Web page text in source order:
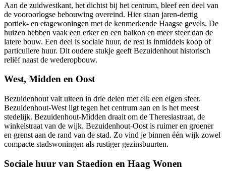
Aan de zuidwestkant, het dichtst bij het centrum, bleef een deel van
de vooroorlogse bebouwing overeind. Hier staan jaren-dertig
portiek- en etagewoningen met de kenmerkende Haagse gevels. De
huizen hebben vaak een erker en een balkon en meer sfeer dan de
latere bouw. Een deel is sociale huur, de rest is inmiddels koop of
particuliere huur. Dit oudere stukje geeft Bezuidenhout historisch
reliëf naast de wederopbouw.
West, Midden en Oost
Bezuidenhout valt uiteen in drie delen met elk een eigen sfeer.
Bezuidenhout-West ligt tegen het centrum aan en is het meest
stedelijk. Bezuidenhout-Midden draait om de Theresiastraat, de
winkelstraat van de wijk. Bezuidenhout-Oost is ruimer en groener
en grenst aan de rand van de stad. Zo vind je binnen één wijk zowel
compacte stadswoningen als rustiger gezinsbuurten.
Sociale huur van Staedion en Haag Wonen